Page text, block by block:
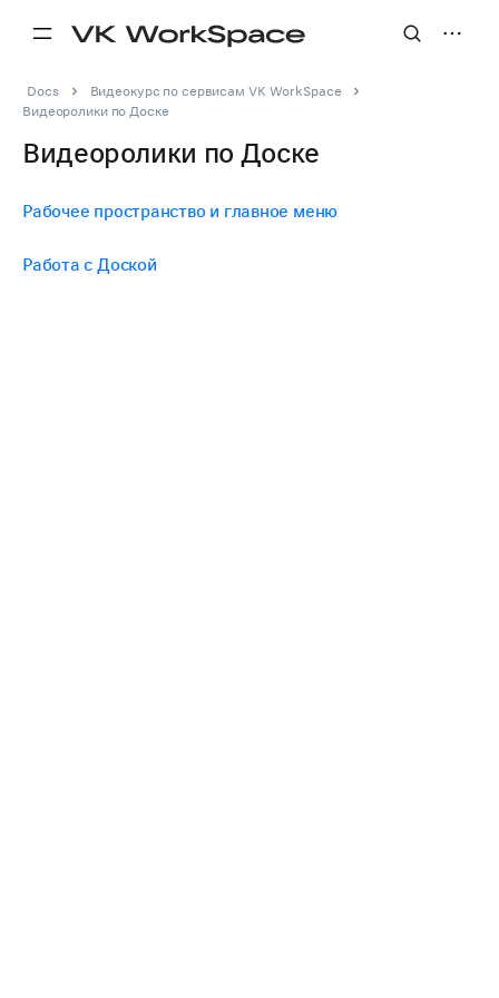
Docs
Видеокурс по сервисам VK WorkSpace
Видеоролики по Доске
Видеоролики по Доске
Рабочее пространство и главное меню
Работа с Доской